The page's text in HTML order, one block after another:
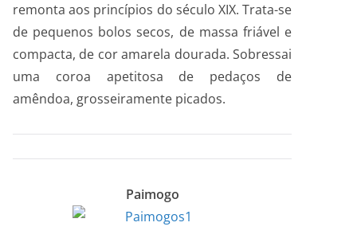
remonta aos princípios do século XIX. Trata-se
de pequenos bolos secos, de massa friável e
compacta, de cor amarela dourada. Sobressai
uma coroa apetitosa de pedaços de
amêndoa, grosseiramente picados.
Paimogo